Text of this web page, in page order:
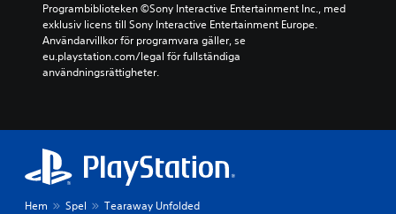
Programbiblioteken ©Sony Interactive Entertainment Inc., med
exklusiv licens till Sony Interactive Entertainment Europe.
Användarvillkor för programvara gäller, se
eu.playstation.com/legal för fullständiga
användningsrättigheter.
Hem Spel Tearaway Unfolded